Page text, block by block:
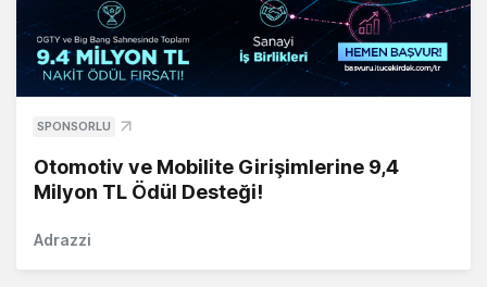
SPONSORLU
Otomotiv ve Mobilite Girişimlerine 9,4
Milyon TL Ödül Desteği!
Adrazzi